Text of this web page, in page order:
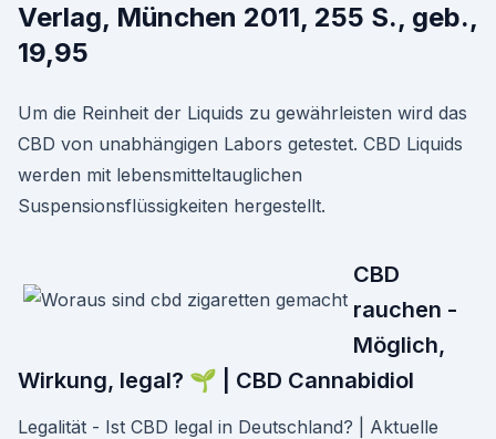
Verlag, München 2011, 255 S., geb.,
19,95
Um die Reinheit der Liquids zu gewährleisten wird das
CBD von unabhängigen Labors getestet. CBD Liquids
werden mit lebensmitteltauglichen
Suspensionsflüssigkeiten hergestellt.
CBD
rauchen -
Möglich,
Wirkung, legal? 🌱 | CBD Cannabidiol
Legalität - Ist CBD legal in Deutschland? | Aktuelle